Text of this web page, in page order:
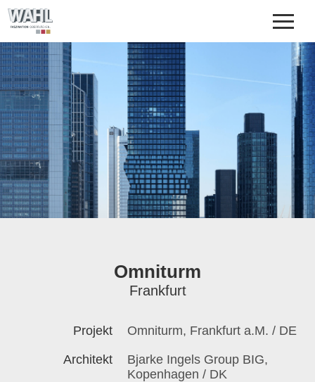
UNTERNEHMEN
OBERFLÄCHENVEREDELUNG
REFERENZEN
DOWNLOADS
KONTAKT
Omniturm
Frankfurt
Projekt Omniturm, Frankfurt a.M. / DE
Architekt
Bjarke Ingels Group BIG,
Kopenhagen / DK